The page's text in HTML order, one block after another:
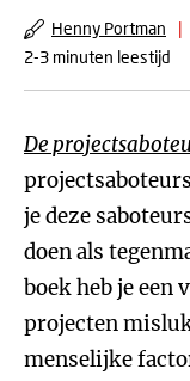
Henny Portman |
2-3 minuten leestijd
De
je deze
doen als
boek heb je een
projecten
menselijke